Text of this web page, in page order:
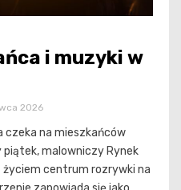
i muzyki w
2026
czeka na mieszkańców
piątek, malowniczy Rynek
centrum rozrywki na